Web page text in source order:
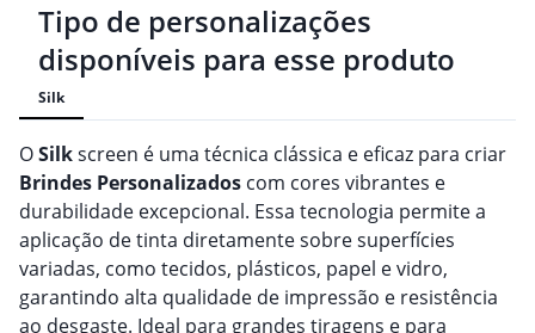
Tipo de personalizações
disponíveis para esse produto
Silk
OSilkscreen é uma técnica clássica e eficaz para criar
Brindes Personalizados com cores vibrantes e
durabilidade excepcional. Essa tecnologia permite a
aplicação de tinta diretamente sobre superfícies
variadas, como tecidos, plásticos, papel e vidro,
garantindo alta qualidade de impressão e resistência
ao desgaste. Ideal para grandes tiragens e para